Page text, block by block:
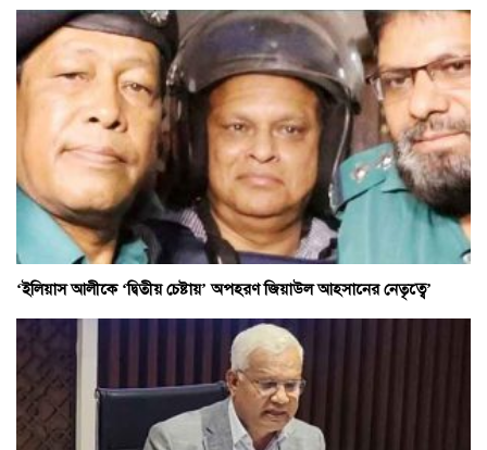
‘ইলিয়াস আলীকে ‘দ্বিতীয় চেষ্টায়’ অপহরণ জিয়াউল আহসানের নেতৃত্বে’